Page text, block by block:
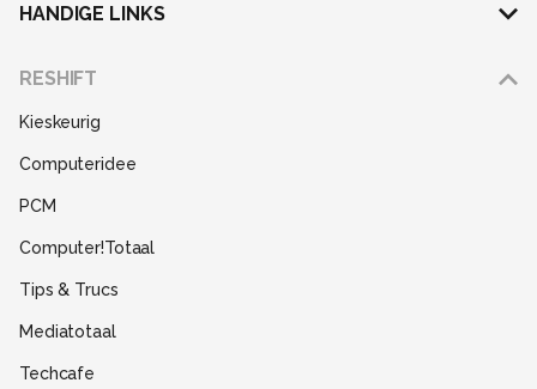
HANDIGE LINKS
RESHIFT
Kieskeurig
Computeridee
PCM
Computer!Totaal
Tips & Trucs
Mediatotaal
Techcafe